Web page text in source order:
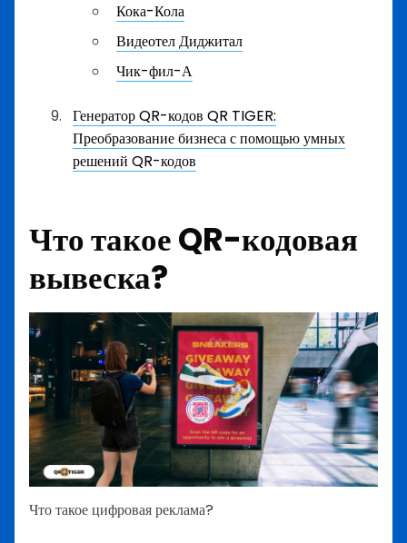
Кока-Кола
Видеотел Диджитал
Чик-фил-А
Генератор QR-кодов QR TIGER:
Преобразование бизнеса с помощью умных
решений QR-кодов
Что такое QR-кодовая
вывеска?
Что такое цифровая реклама?